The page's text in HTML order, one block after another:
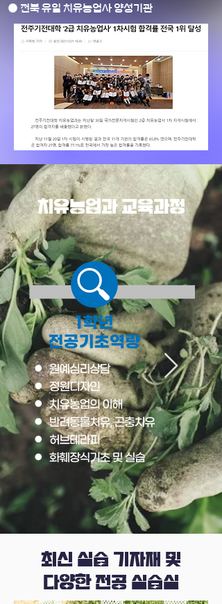
● 전북 유일 치유농업사 양성기관
치유농업과 교육과정
​최신 실습 기자재 및
다양한 전공 실습실